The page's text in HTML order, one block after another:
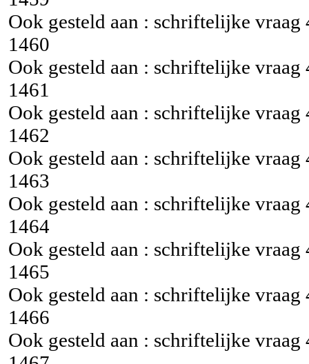
Ook gesteld aan : schriftelijke vraag
1460
Ook gesteld aan : schriftelijke vraag
1461
Ook gesteld aan : schriftelijke vraag
1462
Ook gesteld aan : schriftelijke vraag
1463
Ook gesteld aan : schriftelijke vraag
1464
Ook gesteld aan : schriftelijke vraag
1465
Ook gesteld aan : schriftelijke vraag
1466
Ook gesteld aan : schriftelijke vraag